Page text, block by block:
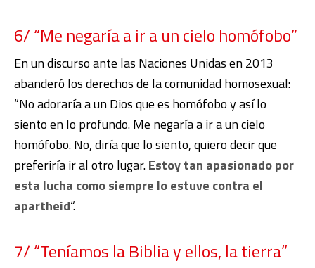
6/ “Me negaría a ir a un cielo homófobo”
En un discurso ante las Naciones Unidas en 2013
abanderó los derechos de la comunidad homosexual:
“No adoraría a un Dios que es homófobo y así lo
siento en lo profundo. Me negaría a ir a un cielo
homófobo. No, diría que lo siento, quiero decir que
preferiría ir al otro lugar.Estoy tan apasionado por
esta lucha como siempre lo estuve contra el
apartheid“.
7/ “Teníamos la Biblia y ellos, la tierra”